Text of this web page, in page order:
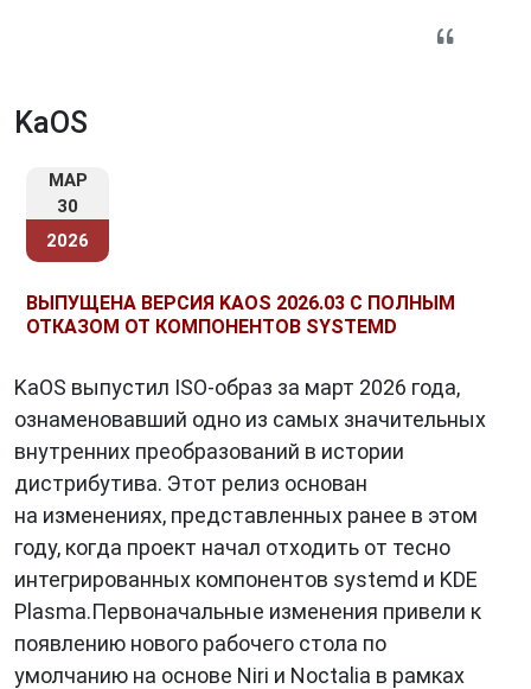
KaOS
МАР
30
2026
ВЫПУЩЕНА ВЕРСИЯ KAOS 2026.03 С ПОЛНЫМ
ОТКАЗОМ ОТ КОМПОНЕНТОВ SYSTEMD
KaOS выпустил ISO-образ за март 2026 года,
ознаменовавший одно из самых значительных
внутренних преобразований в истории
дистрибутива. Этот релиз основан
на изменениях, представленных ранее в этом
году, когда проект начал отходить от тесно
интегрированных компонентов systemd и KDE
Plasma.Первоначальные изменения привели к
появлению нового рабочего стола по
умолчанию на основе Niri и Noctalia в рамках